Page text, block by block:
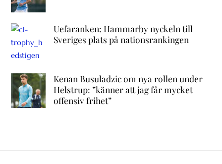
Uefaranken: Hammarby nyckeln till
Sveriges plats på nationsrankingen
Kenan Busuladzic om nya rollen under
Helstrup: ”känner att jag får mycket
offensiv frihet”